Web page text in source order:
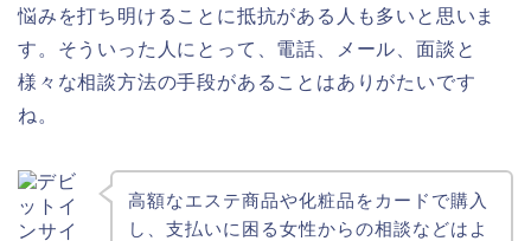
悩みを打ち明けることに抵抗がある人も多いと思いま
す。そういった人にとって、電話、メール、面談と
様々な相談方法の手段があることはありがたいです
ね。
高額なエステ商品や化粧品をカードで購入
し、支払いに困る女性からの相談などはよ